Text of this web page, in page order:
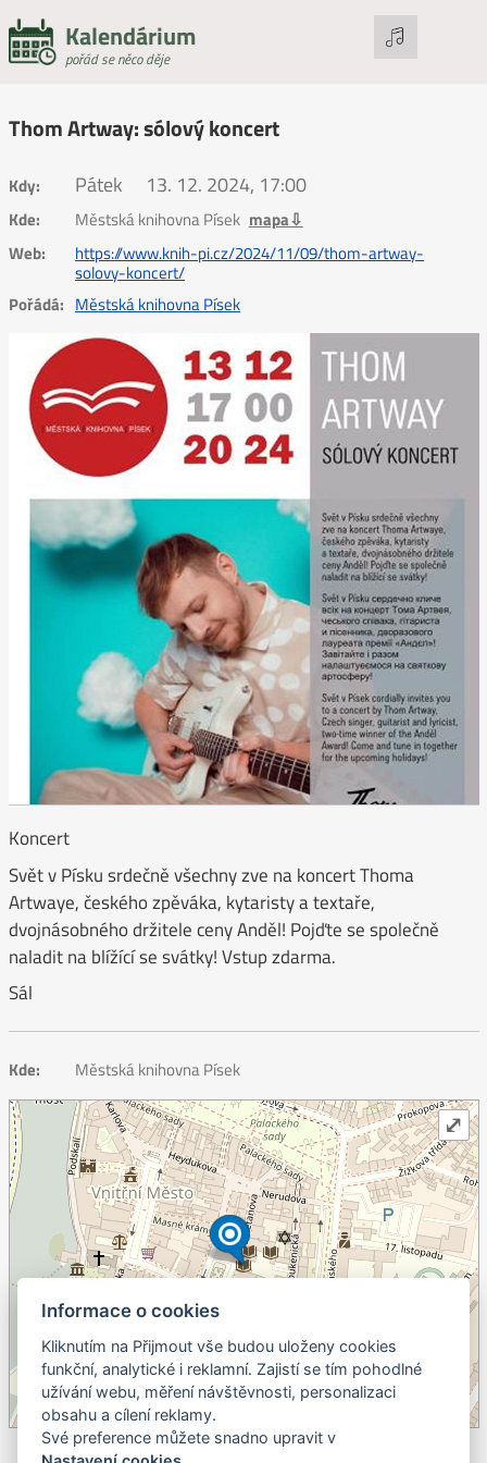
Kalendárium
pořád se něco děje
Thom Artway: sólový koncert
Kdy: Pátek 13. 12. 2024, 17:00
Kde: Městská knihovna Písek mapa⇩
Web:
https://www.knih-pi.cz/2024/11/09/thom-artway-
solovy-koncert/
Pořádá: Městská knihovna Písek
Koncert
Svět v Písku srdečně všechny zve na koncert Thoma
Artwaye, českého zpěváka, kytaristy a textaře,
dvojnásobného držitele ceny Anděl! Pojďte se společně
naladit na blížící se svátky! Vstup zdarma.
Sál
Kde: Městská knihovna Písek
©OpenStreetMapcontributors.
⤢
Informace o cookies
Kliknutím na Přijmout vše budou uloženy cookies
funkční, analytické i reklamní. Zajistí se tím pohodlné
užívání webu, měření návštěvnosti, personalizaci
obsahu a cílení reklamy.
Své preference můžete snadno upravit v